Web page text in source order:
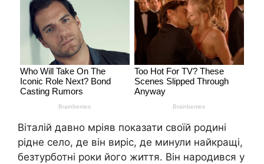
Віталій давно мріяв показати своїй родині
рідне село, де він виріс, де минули найкращі,
безтурботні роки його життя. Він народився у